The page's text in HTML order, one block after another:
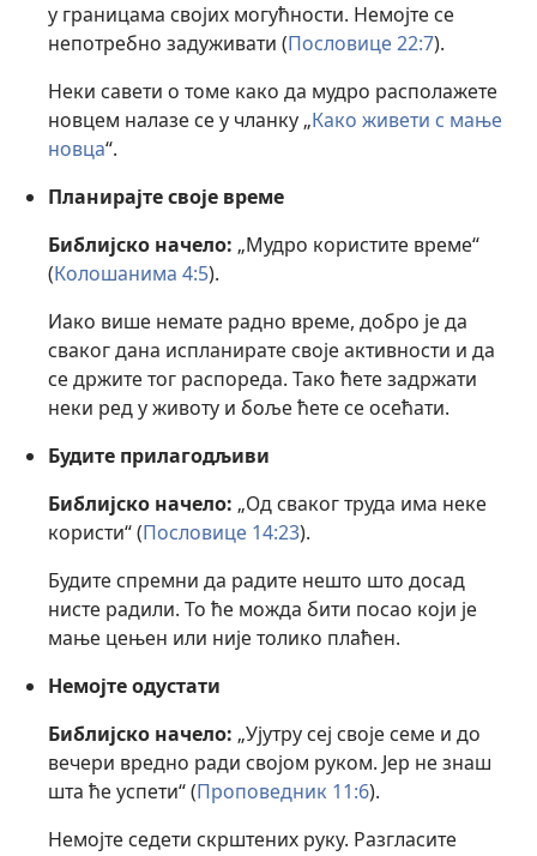
у границама својих могућности. Немојте се
непотребно задуживати (Пословице 22:7).
Неки савети о томе како да мудро располажете
новцем налазе се у чланку „Како живети с мање
новца“.
Планирајте своје време
Библијско начело: „Мудро користите време“
(Колошанима 4:5).
Иако више немате радно време, добро је да
сваког дана испланирате своје активности и да
се држите тог распореда. Тако ћете задржати
неки ред у животу и боље ћете се осећати.
Будите прилагодљиви
Библијско начело: „Од сваког труда има неке
користи“ (Пословице 14:23).
Будите спремни да радите нешто што досад
нисте радили. То ће можда бити посао који је
мање цењен или није толико плаћен.
Немојте одустати
Библијско начело: „Ујутру сеј своје семе и до
вечери вредно ради својом руком. Јер не знаш
шта ће успети“ (Проповедник 11:6).
Немојте седети скрштених руку. Разгласите